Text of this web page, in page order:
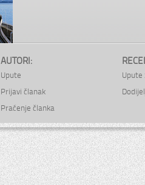
AUTORI:
Upute
Prijavi članak
Praćenje članka
Upute